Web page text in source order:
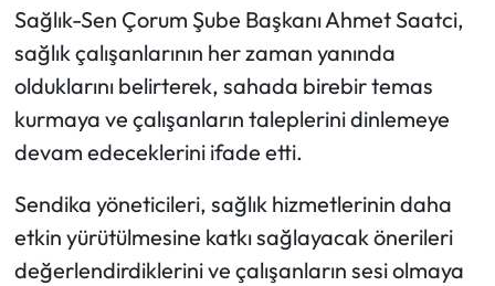
Sağlık-Sen Çorum Şube Başkanı Ahmet Saatci,
sağlık çalışanlarının her zaman yanında
olduklarını belirterek, sahada birebir temas
kurmaya ve çalışanların taleplerini dinlemeye
devam edeceklerini ifade etti.
Sendika yöneticileri, sağlık hizmetlerinin daha
etkin yürütülmesine katkı sağlayacak önerileri
değerlendirdiklerini ve çalışanların sesi olmaya
Resmi İlan
Resmi Reklam
Sağlık
Siyaset
Spor